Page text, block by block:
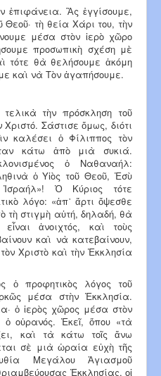
ἐπιφάνεια. Ἂς ἐγγίσουμε,
τὴ θεία Χάρι του, τὴν
μέσα στὸν ἱερὸ χῶρο
προσωπικὴ σχέση μὲ
τότε θὰ θελήσουμε ἀκόμη
καὶ νὰ Τὸν ἀγαπήσουμε.
τὴν πρόσκληση τοῦ
Σάστισε ὅμως, διότι
καλέσει ὁ Φίλιππος τὸν
κάτω ἀπὸ μιὰ συκιά.
ὁ Ναθαναήλ:
ὁ Υἱὸς τοῦ Θεοῦ, Ἐσὺ
Ὁ Κύριος τότε
λόγο: «ἀπ᾿ ἄρτι ὄψεσθε
τὴ στιγμὴ αὐτή, δηλαδή, θὰ
ἀνοιχτός, καὶ τοὺς
καὶ νὰ κατεβαίνουν,
Χριστὸ καὶ τὴν Ἐκκλησία
ὁ προφη­τικὸς λόγος τοῦ
μέσα στὴν Ἐκκλησία.
ὁ ἱερὸς χῶρος μέσα στὸν
ὁ οὐρανός. Ἐκεῖ, ὅπου «τὰ
καὶ τὰ κάτω τοῖς ἄνω
σὲ μιὰ ὡραία εὐχὴ τῆς
Μεγάλου Ἁγιασμοῦ
Ἐκκλησίας, οἱ